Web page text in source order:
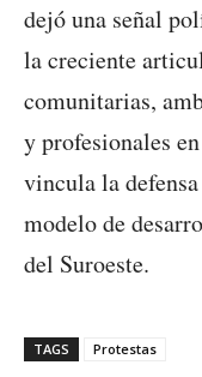
dejó una señal
la creciente
comunitarias,
y profesionales
vincula la
modelo de
del Suroeste.
TAGS Protestas